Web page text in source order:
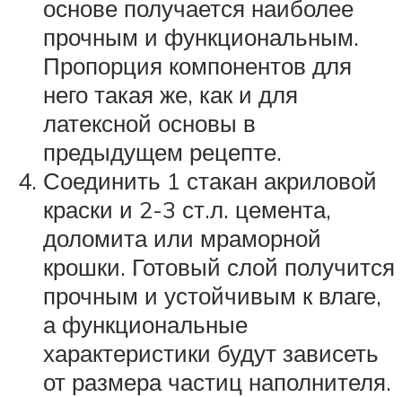
основе получается наиболее
прочным и функциональным.
Пропорция компонентов для
него такая же, как и для
латексной основы в
предыдущем рецепте.
Соединить 1 стакан акриловой
краски и 2-3 ст.л. цемента,
доломита или мраморной
крошки. Готовый слой получится
прочным и устойчивым к влаге,
а функциональные
характеристики будут зависеть
от размера частиц наполнителя.